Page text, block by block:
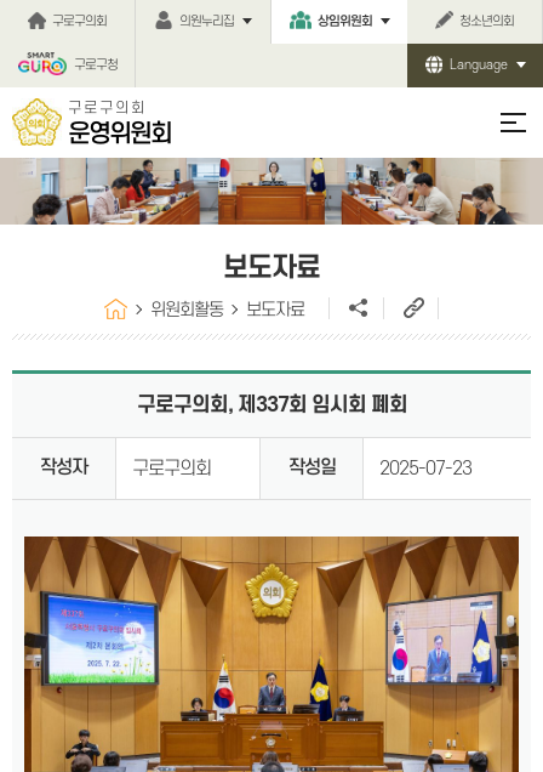
본문바로가기
구로구의회 의원누리집 상임위원회 청소년의회
구로구청 Language
구로구의회
운영위원회
보도자료
위원회활동 보도자료
구로구의회, 제337회 임시회 폐회
작성자 구로구의회 작성일 2025-07-23